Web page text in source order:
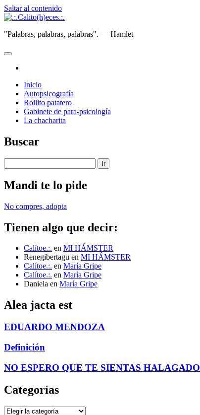
Saltar al contenido
.:.Calito(h)eces.:.
"Palabras, palabras, palabras". — Hamlet
abrir
principal
Inicio
Autopsicografía
Rollito patatero
Gabinete de para-psicología
La chacharita
Barra
Buscar
Mandi te lo pide
No compres, adopta
Tienen algo que decir:
Calítoe.:. en MI HÁMSTER
Renegibertagu en MI HÁMSTER
Calítoe.:. en María Gripe
Calítoe.:. en María Gripe
Daniela en María Gripe
Alea jacta est
EDUARDO MENDOZA
Definición
NO ESPERO QUE TE SIENTAS HALAGADO
Categorías
Categorías